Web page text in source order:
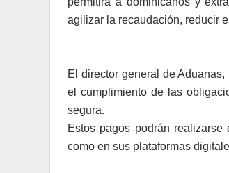
agilizar la recaudación, reducir
El director general de
el cumplimiento de las
segura.
Estos pagos podrán
como en sus plataformas